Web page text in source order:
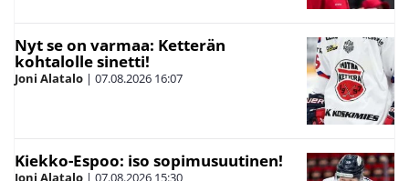
Nyt se on varmaa: Ketterän
kohtalolle sinetti!
Joni Alatalo | 07.08.2026 16:07
Kiekko-Espoo: iso sopimusuutinen!
Joni Alatalo | 07.08.2026 15:30